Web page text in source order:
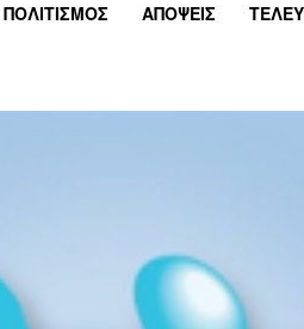
ΠΟΛΙΤΙΣΜΟΣ ΑΠΟΨΕΙΣ